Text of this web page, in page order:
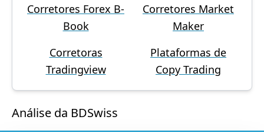
Corretores Forex B-
Book
Corretores Market
Maker
Corretoras
Tradingview
Plataformas de
Copy Trading
Análise da BDSwiss